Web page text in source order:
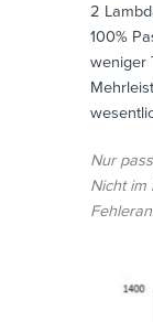
2
100%
weniger
Nur
Nicht im